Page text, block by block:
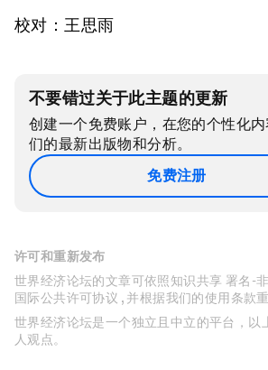
校对：王思雨
不要错过关于此主题的更新
创建一个免费账户，在您的个性化
们的最新出版物和分析。
免费注册
许可和重新发布
世界经济论坛的文章可依照知识共享 署名-
国际公共许可协议 , 并根据我们的使用条款重
世界经济论坛是一个独立且中立的平台，以
人观点。